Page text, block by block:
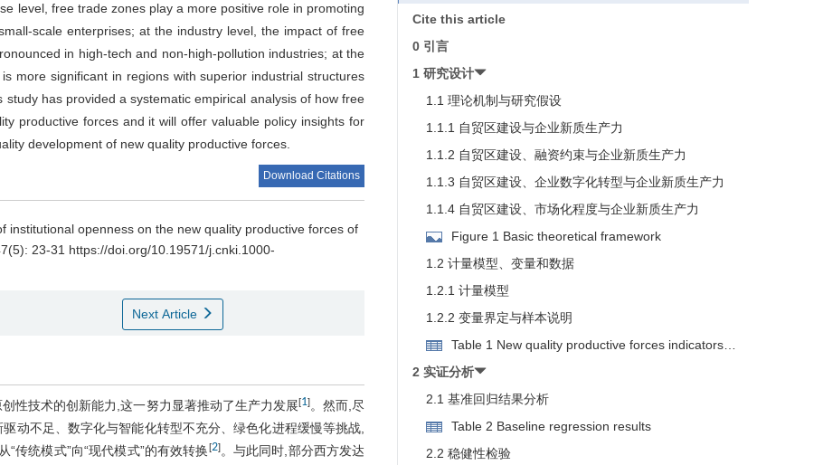
level, free trade zones play a more positive role in promoting
scale enterprises; at the industry level, the impact of free
in high-tech and non-high-pollution industries; at the
more significant in regions with superior industrial structures
has provided a systematic empirical analysis of how free
productive forces and it will offer valuable policy insights for
development of new quality productive forces.
Download Citations
institutional openness on the new quality productive forces of
23-31 https://doi.org/10.19571/j.cnki.1000-
Next Article
性技术的创新能力,这一努力显著推动了生产力发展[1]。然而,尽
动不足、数字化与智能化转型不充分、绿色化进程缓慢等挑战,
“传统模式”向“现代模式”的有效转换[2]。与此同时,部分西方发达
Cite this article
0 引言
1 研究设计
1.1 理论机制与研究假设
1.1.1 自贸区建设与企业新质生产力
1.1.2 自贸区建设、融资约束与企业新质生产力
1.1.3 自贸区建设、企业数字化转型与企业新质生产力
1.1.4 自贸区建设、市场化程度与企业新质生产力
Figure 1 Basic theoretical framework
1.2 计量模型、变量和数据
1.2.1 计量模型
1.2.2 变量界定与样本说明
Table 1 New quality productive forces indicators
of enterprises
2 实证分析
2.1 基准回归结果分析
Table 2 Baseline regression results
2.2 稳健性检验